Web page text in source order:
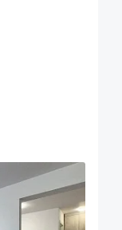
COMISION 50%